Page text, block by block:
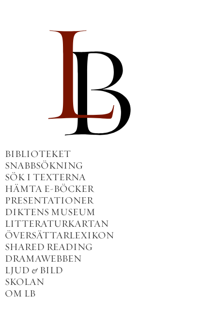
BIBLIOTEKET
SNABBSÖKNING
SÖK I TEXTERNA
HÄMTA E-BÖCKER
PRESENTATIONER
DIKTENS MUSEUM
LITTERATURKARTAN
ÖVERSÄTTARLEXIKON
SHARED READING
DRAMAWEBBEN
LJUD & BILD
SKOLAN
OM LB